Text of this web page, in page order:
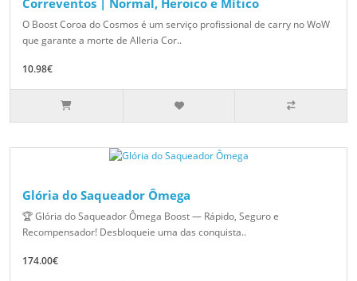
O Boost Coroa do Cosmos é um serviço profissional de carry no WoW
que garante a morte de Alleria Cor..
10.98€
Glória do Saqueador Ômega
🏆 Glória do Saqueador Ômega Boost — Rápido, Seguro e
Recompensador! Desbloqueie uma das conquista..
174.00€